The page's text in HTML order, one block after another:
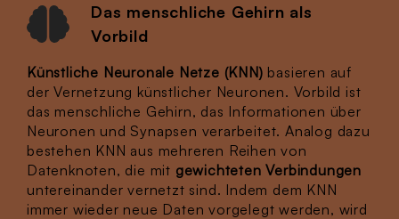
Das menschliche Gehirn als
Vorbild
Künstliche Neuronale Netze (KNN) basieren auf
der Vernetzung künstlicher Neuronen. Vorbild ist
das menschliche Gehirn, das Informationen über
Neuronen und Synapsen verarbeitet. Analog dazu
bestehen KNN aus mehreren Reihen von
Datenknoten, die mit gewichteten Verbindungen
untereinander vernetzt sind. Indem dem KNN
immer wieder neue Daten vorgelegt werden, wird